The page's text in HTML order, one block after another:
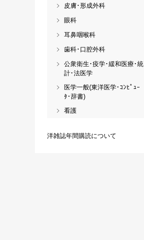
皮膚･形成外科
眼科
耳鼻咽喉科
歯科･口腔外科
公衆衛生･疫学･緩和医療･統
計･法医学
医学一般(東洋医学･ｺﾝﾋﾟｭｰ
ﾀ･辞書)
看護
洋雑誌年間購読について